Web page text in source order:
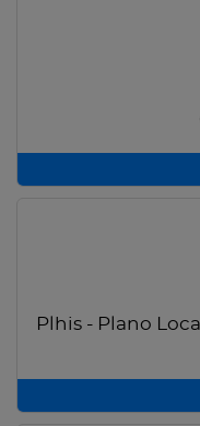
Plhis - Plano